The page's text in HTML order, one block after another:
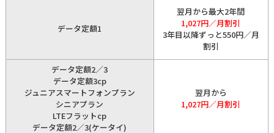
データ定額1
翌月から最大2年間
1,027円／月割引
3年目以降ずっと550円／月
割引
データ定額2／3
データ定額3cp
ジュニアスマートフォンプラン
シニアプラン
LTEフラットcp
データ定額2／3(ケータイ)
翌月から
1,027円／月割引